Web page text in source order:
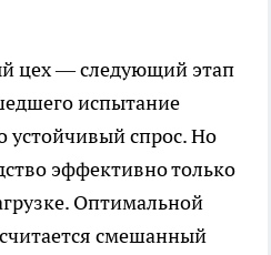
цех — следующий этап
испытание
спрос. Но
эффективно только
Оптимальной
смешанный